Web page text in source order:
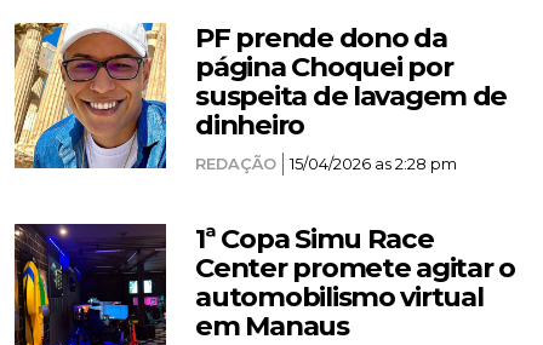
PF prende dono da
página Choquei por
suspeita de lavagem de
dinheiro
REDAÇÃO 15/04/2026 as 2:28 pm
1ª Copa Simu Race
Center promete agitar o
automobilismo virtual
em Manaus